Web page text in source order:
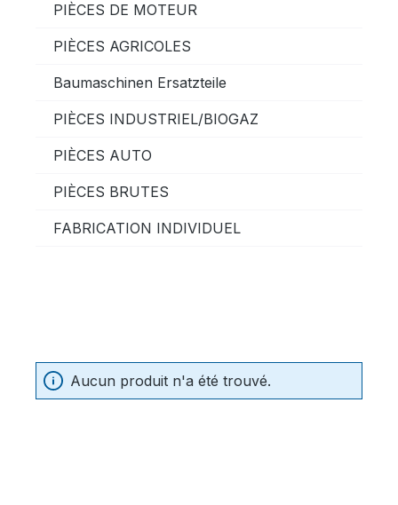
PIÈCES DE MOTEUR
PIÈCES AGRICOLES
Baumaschinen Ersatzteile
PIÈCES INDUSTRIEL/BIOGAZ
PIÈCES AUTO
PIÈCES BRUTES
FABRICATION INDIVIDUEL
Aucun produit n'a été trouvé.